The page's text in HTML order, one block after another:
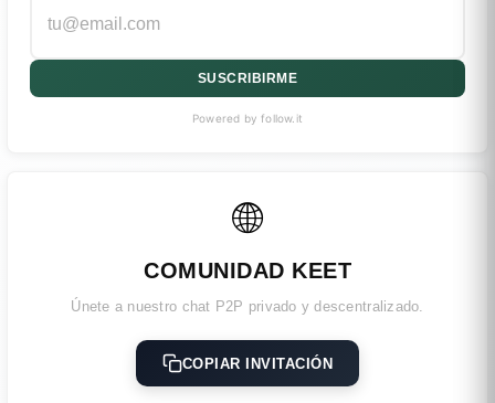
SUSCRIBIRME
Powered by follow.it
🌐
COMUNIDAD KEET
Únete a nuestro chat P2P privado y descentralizado.
COPIAR INVITACIÓN